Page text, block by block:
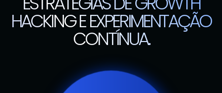
HACKING E EXPERIMENTAÇÃO
CONTÍNUA.